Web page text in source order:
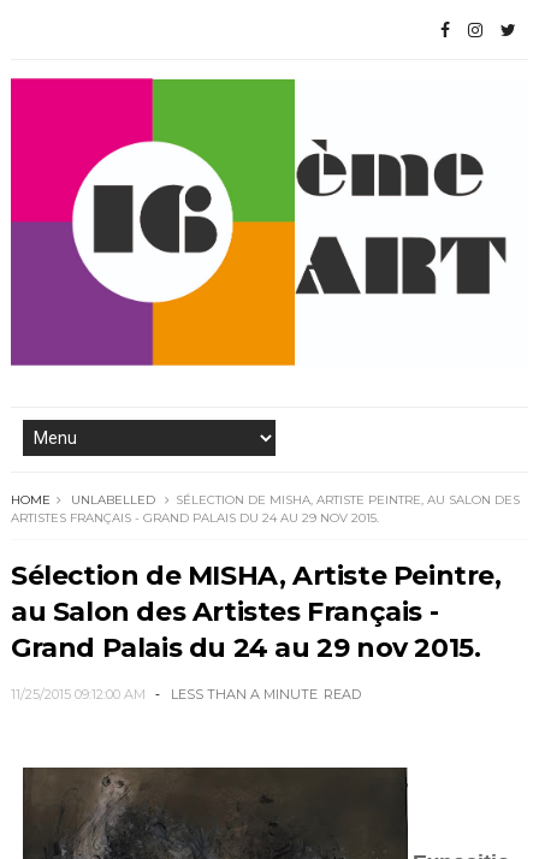
HOME UNLABELLED
SÉLECTION DE MISHA, ARTISTE PEINTRE, AU SALON DES
ARTISTES FRANÇAIS - GRAND PALAIS DU 24 AU 29 NOV 2015.
Sélection de MISHA, Artiste Peintre,
au Salon des Artistes Français -
Grand Palais du 24 au 29 nov 2015.
11/25/2015 09:12:00 AM LESS THAN A MINUTE READ